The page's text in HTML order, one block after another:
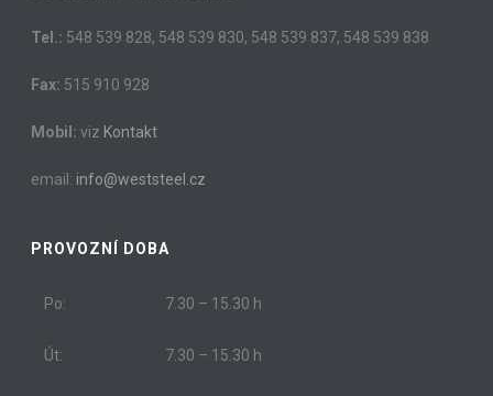
Tel.: 548 539 828, 548 539 830, 548 539 837, 548 539 838
Fax: 515 910 928
Mobil: viz Kontakt
email: info@weststeel.cz
PROVOZNÍ DOBA
Po: 7.30 – 15.30 h
Út: 7.30 – 15.30 h